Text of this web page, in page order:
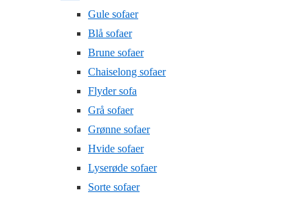
Gule sofaer
Blå sofaer
Brune sofaer
Chaiselong sofaer
Flyder sofa
Grå sofaer
Grønne sofaer
Hvide sofaer
Lyserøde sofaer
Sorte sofaer